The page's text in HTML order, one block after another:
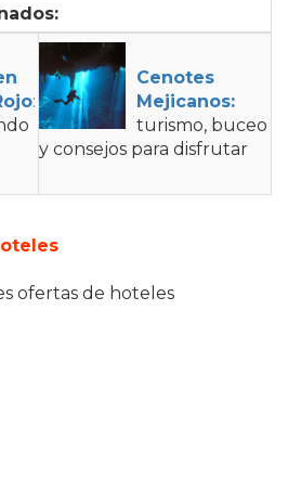
:
Cenotes
Mejicanos:
turismo, buceo
y consejos para disfrutar
ofertas de hoteles